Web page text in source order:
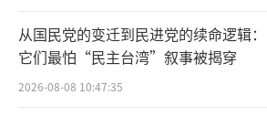
从国民党的变迁到民进党的续命逻辑：
它们最怕“民主台湾”叙事被揭穿
2026-08-08 10:47:35